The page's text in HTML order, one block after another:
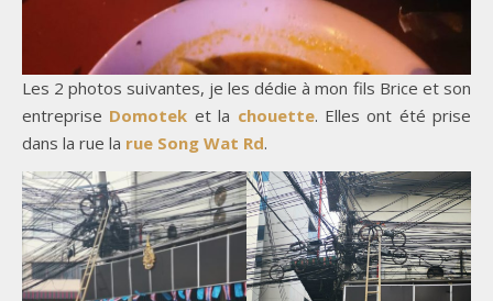
Les 2 photos suivantes, je les dédie à mon fils Brice et son
entreprise Domotek et la chouette. Elles ont été prise
dans la rue la rue Song Wat Rd.